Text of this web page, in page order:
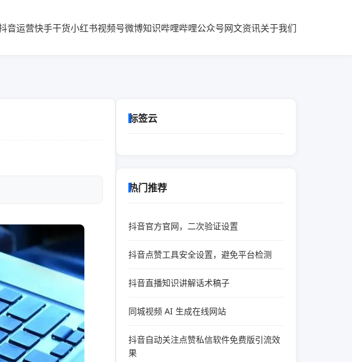
音运营快手干货小红书视频号微博知识哔哩哔哩公众号网文资讯关于我们
标签云
热门推荐
抖音官方官网，二次验证设置
抖音点赞工具安全设置，避免平台检测
抖音直播知识讲解话术稿子
同城视频 AI 生成在线网站
抖音自动关注点赞私信软件免费版引流效
果